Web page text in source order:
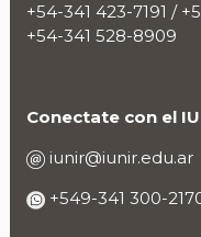
+54-341 423-7191 /
+54-341 528-8909
Conectate con el
iunir@iunir.edu.ar
+549-341 300-